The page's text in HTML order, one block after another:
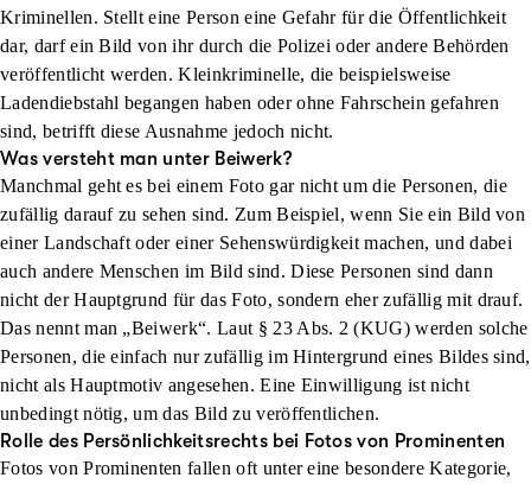
Kriminellen. Stellt eine Person eine Gefahr für die Öffentlichkeit
dar, darf ein Bild von ihr durch die Polizei oder andere Behörden
veröffentlicht werden. Kleinkriminelle, die beispielsweise
Ladendiebstahl begangen haben oder ohne Fahrschein gefahren
sind, betrifft diese Ausnahme jedoch nicht.
Was versteht man unter Beiwerk?
Manchmal geht es bei einem Foto gar nicht um die Personen, die
zufällig darauf zu sehen sind. Zum Beispiel, wenn Sie ein Bild von
einer Landschaft oder einer Sehenswürdigkeit machen, und dabei
auch andere Menschen im Bild sind. Diese Personen sind dann
nicht der Hauptgrund für das Foto, sondern eher zufällig mit drauf.
Das nennt man „Beiwerk“. Laut § 23 Abs. 2 (KUG) werden solche
Personen, die einfach nur zufällig im Hintergrund eines Bildes sind,
nicht als Hauptmotiv angesehen. Eine Einwilligung ist nicht
unbedingt nötig, um das Bild zu veröffentlichen.
Rolle des Persönlichkeitsrechts bei Fotos von Prominenten
Fotos von Prominenten fallen oft unter eine besondere Kategorie,